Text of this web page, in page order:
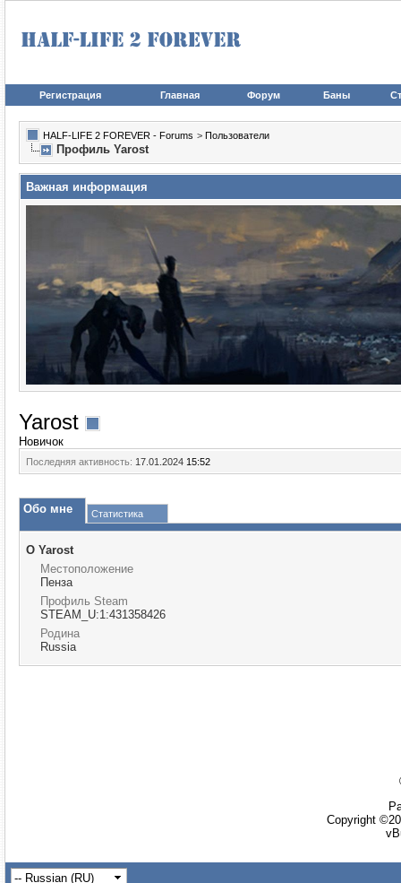
Регистрация Главная Форум Баны
HALF-LIFE 2 FOREVER - Forums > Пользователи
Профиль Yarost
Важная информация
Yarost
Новичок
Последняя активность: 17.01.2024 15:52
Обо мне Статистика
О Yarost
Местоположение
Пенза
Профиль Steam
STEAM_U:1:431358426
Родина
Russia
Copyright